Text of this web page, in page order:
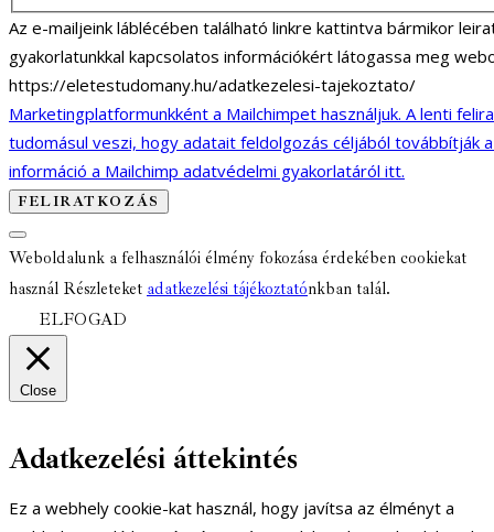
Az e-mailjeink láblécében található linkre kattintva bármikor
gyakorlatunkkal kapcsolatos információkért látogassa meg
https://eletestudomany.hu/adatkezelesi-tajekoztato/
Marketingplatformunkként a Mailchimpet használjuk. A lenti
tudomásul veszi, hogy adatait feldolgozás céljából továbbítják
információ a Mailchimp adatvédelmi gyakorlatáról itt.
Weboldalunk a felhasználói élmény fokozása érdekében cookiekat
használ Részleteket adatkezelési tájékoztatónkban talál.
ELFOGAD
Close
Adatkezelési áttekintés
Ez a webhely cookie-kat használ, hogy javítsa az élményt a